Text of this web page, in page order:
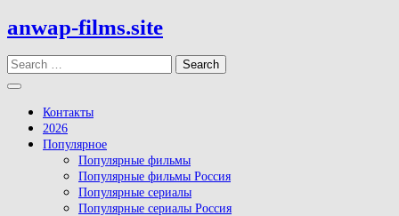
Skip
to
content
anwap-films.site
Search
Open
Button
Контакты
2026
Популярное
Популярные фильмы
Популярные фильмы Россия
Популярные сериалы
Популярные сериалы Россия